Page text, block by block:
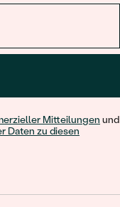
Mitteilungen und
Daten zu diesen